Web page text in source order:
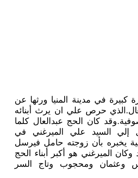
في مدينة المنيا ورثها عن
حرص علي ان يرث أبنائه
كان الحج عبدالعال كلما
السيد علي الميرغني في
يخبره بأن زوجته حامل فيرسل
الميرغني هو أكبر أبناء الحج
وعثمان ومحجوب وتاج السر